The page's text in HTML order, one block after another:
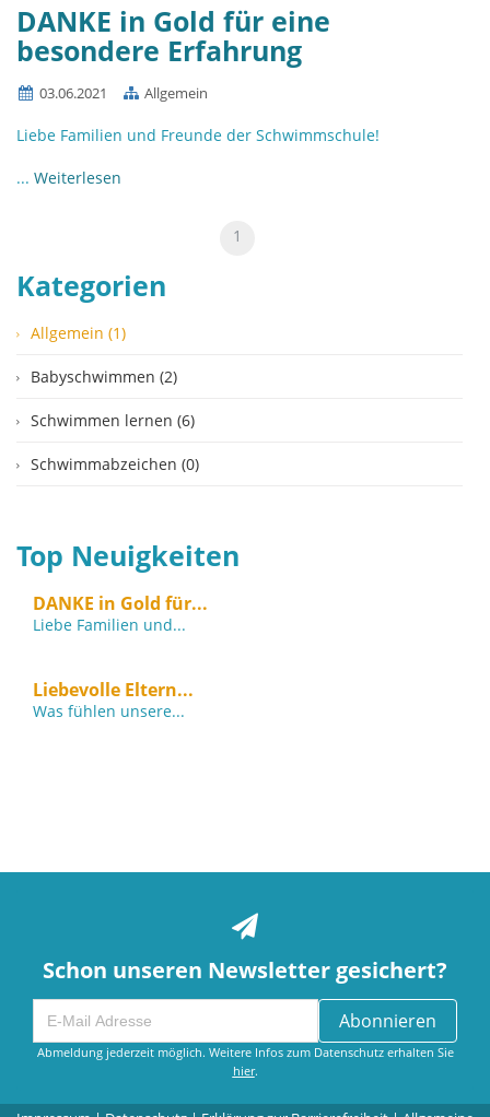
DANKE in Gold für eine
besondere Erfahrung
03.06.2021 Allgemein
Liebe Familien und Freunde der Schwimmschule!
... Weiterlesen
1
Kategorien
Allgemein (1)
Babyschwimmen (2)
Schwimmen lernen (6)
Schwimmabzeichen (0)
Top Neuigkeiten
DANKE in Gold für...
Liebe Familien und...
Liebevolle Eltern...
Was fühlen unsere...
Schon unseren Newsletter gesichert?
Abonnieren
Abmeldung jederzeit möglich. Weitere Infos zum Datenschutz erhalten Sie
hier.